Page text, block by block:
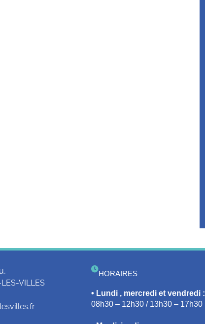
VILLES
HORAIRES
• Lundi , mercredi et vendredi :
08h30 – 12h30 / 13h30 – 17h30